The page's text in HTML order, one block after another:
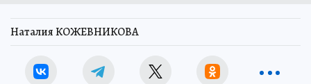
Наталия КОЖЕВНИКОВА